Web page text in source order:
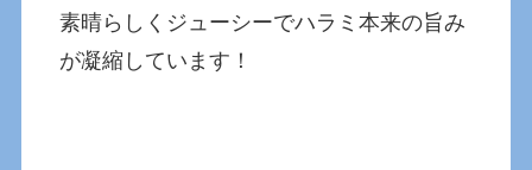
素晴らしくジューシーでハラミ本来の旨み
が凝縮しています！